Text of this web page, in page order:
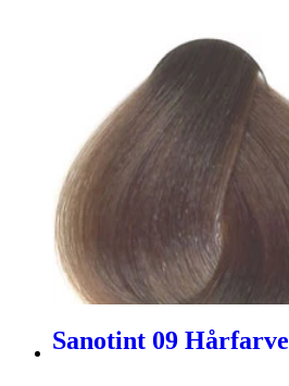
Sanotint 09 Hårfarve